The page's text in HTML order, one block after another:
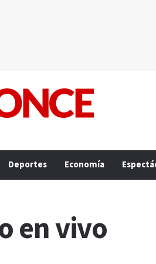
Deportes Economía
en vivo